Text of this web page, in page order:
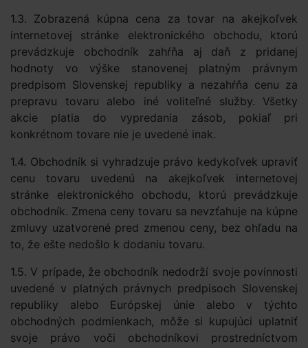
1.3. Zobrazená kúpna cena za tovar na akejkoľvek
internetovej stránke elektronického obchodu, ktorú
prevádzkuje obchodník zahŕňa aj daň z pridanej
hodnoty vo výške stanovenej platným právnym
predpisom Slovenskej republiky a nezahŕňa cenu za
prepravu tovaru alebo iné voliteľné služby. Všetky
akcie platia do vypredania zásob, pokiaľ pri
konkrétnom tovare nie je uvedené inak.
1.4. Obchodník si vyhradzuje právo kedykoľvek upraviť
cenu tovaru uvedenú na akejkoľvek internetovej
stránke elektronického obchodu, ktorú prevádzkuje
obchodník. Zmena ceny tovaru sa nevzťahuje na kúpne
zmluvy uzatvorené pred zmenou ceny, bez ohľadu na
to, že ešte nedošlo k dodaniu tovaru.
1.5. V prípade, že obchodník nedodrží svoje povinnosti
uvedené v platných právnych predpisoch Slovenskej
republiky alebo Európskej únie alebo v týchto
obchodných podmienkach, môže si kupujúci uplatniť
svoje právo voči obchodníkovi prostredníctvom